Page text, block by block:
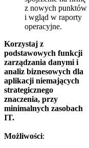
z nowych punktów
i wgląd w raporty
operacyjne.
Korzystaj z
podstawowych funkcji
zarządzania danymi i
analiz biznesowych dla
aplikacji niemających
strategicznego
znaczenia, przy
minimalnych zasobach
IT.
Możliwości: